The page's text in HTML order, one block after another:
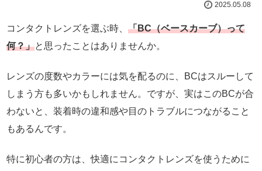
2025.05.08
コンタクトレンズを選ぶ時、 「BC（ベースカーブ）って
何？」と思ったことはありませんか。
レンズの度数やカラーには気を配るのに、BCはスルーして
しまう方も多いかもしれません。ですが、実はこのBCが合
わないと、装着時の違和感や目のトラブルにつながること
もあるんです。
特に初心者の方は、快適にコンタクトレンズを使うために